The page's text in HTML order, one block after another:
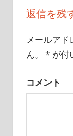
ビ
ゲ
ー
シ
ョ
返信を残
メールア
ん。
* が付
コメント